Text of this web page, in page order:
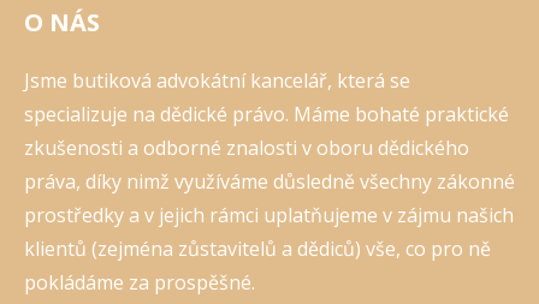
O NÁS
Jsme butiková advokátní kancelář, která se
specializuje na dědické právo. Máme bohaté praktické
zkušenosti a odborné znalosti v oboru dědického
práva, díky nimž využíváme důsledně všechny zákonné
prostředky a v jejich rámci uplatňujeme v zájmu našich
klientů (zejména zůstavitelů a dědiců) vše, co pro ně
pokládáme za prospěšné.